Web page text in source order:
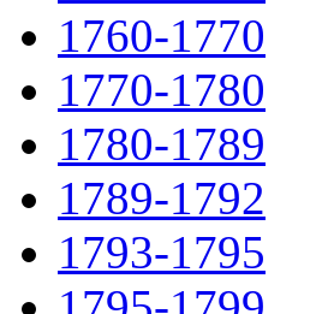
1760-1770
1770-1780
1780-1789
1789-1792
1793-1795